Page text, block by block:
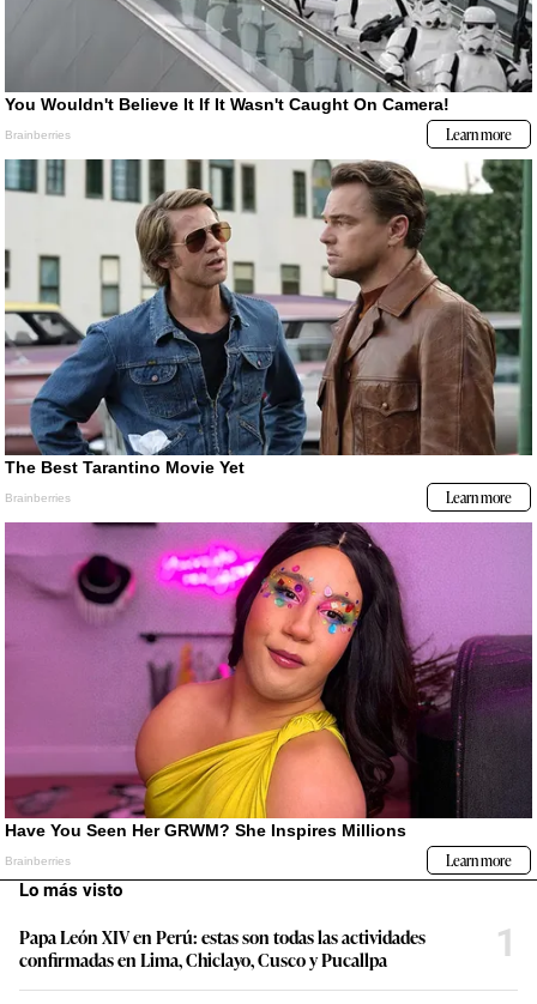
Lo más visto
Papa León XIV en Perú: estas son todas las actividades
confirmadas en Lima, Chiclayo, Cusco y Pucallpa
1